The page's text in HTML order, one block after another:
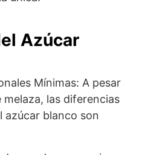
Azúcar
Mínimas: A pesar
las diferencias
azúcar blanco son